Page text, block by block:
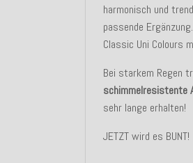
harmonisch und
passende
Classic Uni Colours
Bei starkem Regen
schimmelresistente
sehr lange erhalten!
JETZT wird es BUNT!